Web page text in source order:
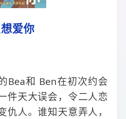
爱你
Bea和 Ben在初次约会
件天大误会，令二人恋
仇人。谁知天意弄人，